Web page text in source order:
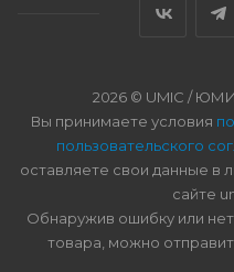
2026 © UMIC /
Вы принимаете условия
пользовательского
оставляете свои данные в
сайте
Обнаружив ошибку или
товара, можно